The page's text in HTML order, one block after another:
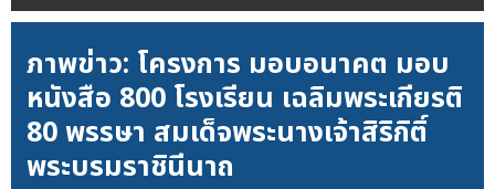
ภาพข่าว: โครงการ มอบอนาคต มอบ
หนังสือ 800 โรงเรียน เฉลิมพระเกียรติ
80 พรรษา สมเด็จพระนางเจ้าสิริกิติ์
พระบรมราชินีนาถ